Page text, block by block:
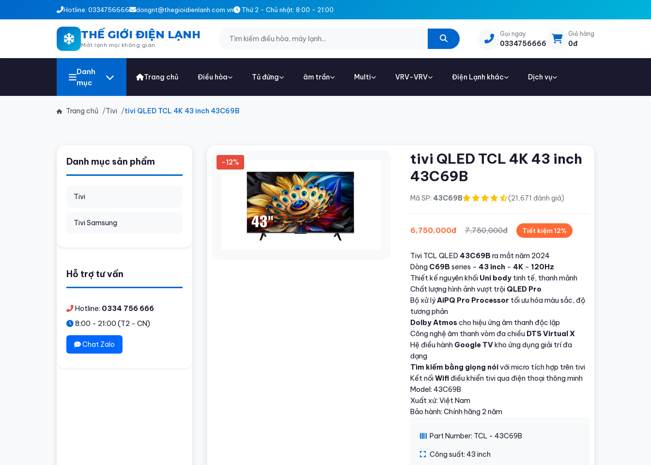
Hotline: 0334756666 dongnt@thegioidienlanh.com.vn Thứ 2 - Chủ nhật: 8:00 - 21:00
THẾ GIỚI ĐIỆN LẠNH
Mát lạnh mọi không gian
Gọi ngay
0334756666
Giỏ hàng
0đ
Danh
mục
Trang chủ Điều hòa Tủ đứng âm trần Multi VRV-VRV Điện Lạnh khác Dịch vụ
Trang chủ Tivi tivi QLED TCL 4K 43 inch 43C69B
Danh mục sản phẩm
Tivi
Tivi Samsung
Hỗ trợ tư vấn
Hotline: 0334 756 666
8:00 - 21:00 (T2 - CN)
Chat Zalo
-12%
tivi QLED TCL 4K 43 inch
43C69B
Mã SP: 43C69B (21,671 đánh giá)
6,750,000đ 7,750,000đ Tiết kiệm 12%
Tivi TCL QLED 43C69B ra mắt năm 2024
Dòng C69B series – 43 inch – 4K – 120Hz
Thiết kế nguyên khối Uni body tinh tế, thanh mảnh
Chất lượng hình ảnh vượt trội QLED Pro
Bộ xử lýAiPQ Pro Processor tối ưu hóa màu sắc, độ
tương phản
Dolby Atmoscho hiệu ứng âm thanh độc lập
Công nghệ âm thanh vòm đa chiều DTS Virtual X
Hệ điều hành Google TVkho ứng dụng giải trí đa
dạng
Tìm kiếm bằng giọng nóivới micro tích hợp trên tivi
Kết nốiWifi điều khiển tivi qua điện thoại thông minh
Model: 43C69B
Xuất xứ: Việt Nam
Bảo hành: Chính hãng 2 năm
Part Number: TCL - 43C69B
Công suất: 43 inch